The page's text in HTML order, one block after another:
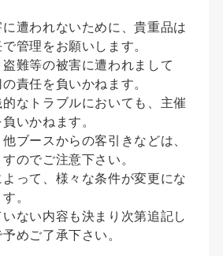
に遭われないために、貴重品は
管理をお願いします。
盗難等の被害に遭われまして
責任を負いかねます。
的なトラブルにおいても、主催
いかねます。
ブースからの客引きなどは、
のでご注意下さい。
よって、様々な条件が変更にな
。
いない内容も決まり次第追記し
めご了承下さい。